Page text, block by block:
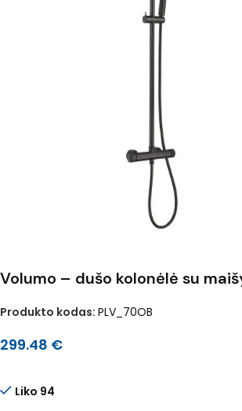
Volumo – dušo kolonėlė su
Produkto kodas: PLV_70OB
299.48 €
Liko 94